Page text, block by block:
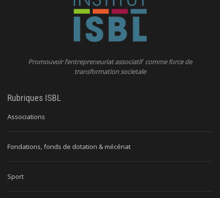
Promouvoir l’entrepreneuriat associatif comme force de
transformation societale
Rubriques ISBL
Associations
Fondations, fonds de dotation & mécénat
Sport